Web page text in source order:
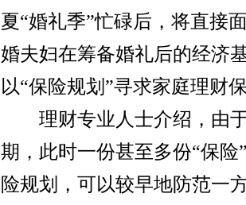
夏“婚礼季”忙碌后，将直接
婚夫妇在筹备婚礼后的经济
以“保险规划”寻求家庭理财
理财专业人士介绍，由于
期，此时一份甚至多份“保
险规划，可以较早地防范一